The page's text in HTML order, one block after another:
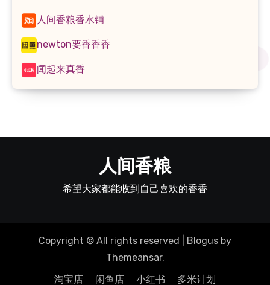
人间香粮香水铺
newton要香香香
闻起来真香
人间香粮
希望大家都能收到自己喜欢的香香
Copyright © All rights reserved Blogus by
Themeansar.
淘宝店
闲鱼店 小红书 多米计划